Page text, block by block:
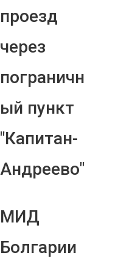
проезд
через
пограничн
ый пункт
"Капитан-
Андреево"
МИД
Болгарии